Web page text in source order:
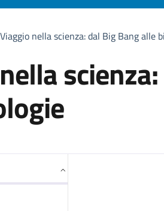
Viaggio nella scienza: dal Big Bang alle